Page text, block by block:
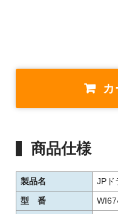
商品仕様
製品名
JPド
型 番